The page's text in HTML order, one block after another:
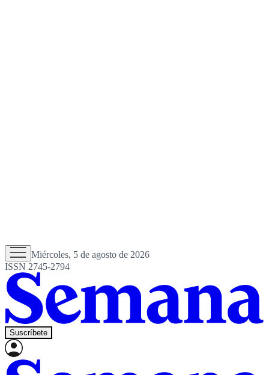
Miércoles, 5 de agosto de 2026
ISSN 2745-2794
Suscríbete